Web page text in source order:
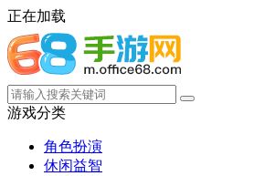
正在加载
游戏分类
角色扮演
休闲益智